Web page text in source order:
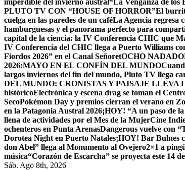
imperdible del invierno austral“La Venganza de los
PLUTO TV CON “HOUSE OF HORROR”El
cuelga en las paredes de un caféLa Agencia regresa
hamburguesas y el panorama perfecto para
capital de la ciencia: la IV Conferencia CHIC que
IV Conferencia del CHIC llega a Puerto Williams
Fiordos 2026” en el Canal SeñoretOCHO
2026:MAYO EN EL CONFÍN DEL MUNDO
largos inviernos del fin del mundo, Pluto TV llega
DEL MUNDO: CRONISTAS Y PAISAJE
históricoElectrónica y escena drag se toman el
SecoPokémon Day y premios cierran el verano en
en la Patagonia Austral 2026¡HOY! “A un paso de
llena de actividades por el Mes de la MujerCine
ochenteros en Punta ArenasDangerous vuelve con
Dorotea Night en Puerto Natales¡HOY! Bar Bulnes
don Abel” llega al Monumento al Ovejero2×1 a
música“Corazón de Escarcha” se proyecta este 14
Sáb. Ago 8th, 2026